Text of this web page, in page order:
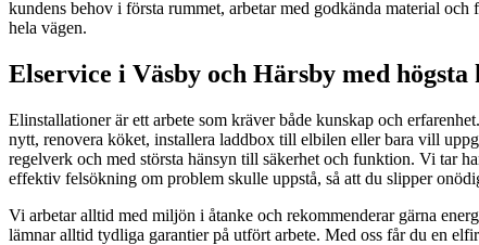
kundens behov i första rummet, arbetar med godkända material
hela vägen.
Elservice i Väsby och Härsby med
Elinstallationer är ett arbete som kräver både kunskap och
nytt, renovera köket, installera laddbox till elbilen eller bara vill
regelverk och med största hänsyn till säkerhet och funktion. Vi tar
effektiv felsökning om problem skulle uppstå, så att du slipper
Vi arbetar alltid med miljön i åtanke och rekommenderar gärna
lämnar alltid tydliga garantier på utfört arbete. Med oss får du en